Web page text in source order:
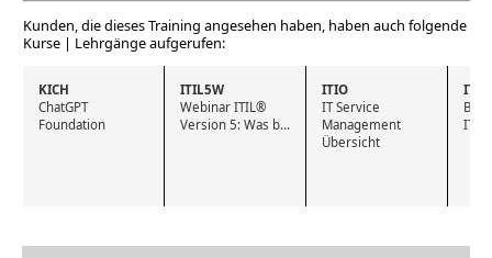
Kunden, die dieses Training angesehen haben, haben auch folgende
Kurse | Lehrgänge aufgerufen:
KICH
ChatGPT
Foundation
ITIL5W
Webinar ITIL®
Version 5: Was b...
ITIO
IT Service
Management
Übersicht
IT